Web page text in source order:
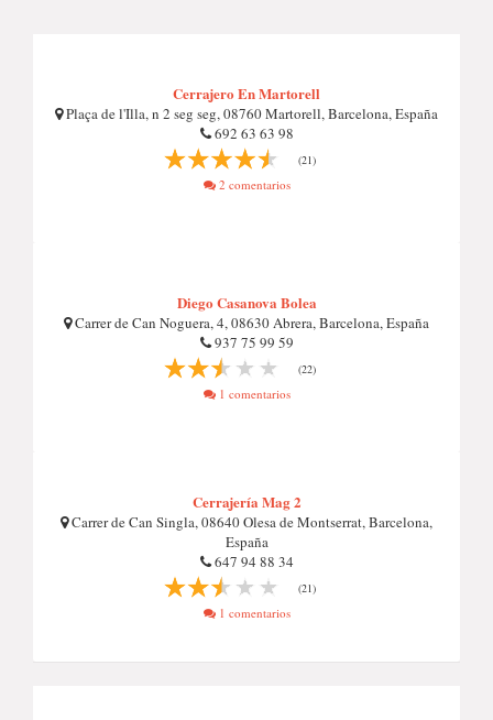
Cerrajero En Martorell
Plaça de l'Illa, n 2 seg seg, 08760 Martorell, Barcelona, España
692 63 63 98
(21)
2 comentarios
Diego Casanova Bolea
Carrer de Can Noguera, 4, 08630 Abrera, Barcelona, España
937 75 99 59
(22)
1 comentarios
Cerrajería Mag 2
Carrer de Can Singla, 08640 Olesa de Montserrat, Barcelona,
España
647 94 88 34
(21)
1 comentarios